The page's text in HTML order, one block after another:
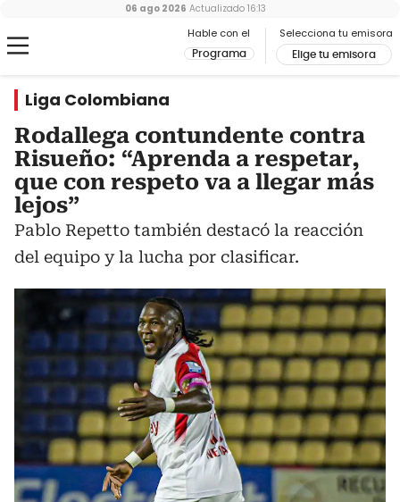
Hable con el
Programa
Selecciona tu emisora
Elige tu emisora
06 ago 2026 Actualizado 16:13
Liga Colombiana
Rodallega contundente contra
Risueño: “Aprenda a respetar,
que con respeto va a llegar más
lejos”
Pablo Repetto también destacó la reacción
del equipo y la lucha por clasificar.